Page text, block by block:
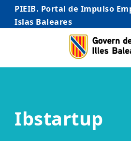
PIEIB. Portal de Impulso
Islas Baleares
INICIO
AUTÓNOMO/AUTÓNOMA
Ibstartup